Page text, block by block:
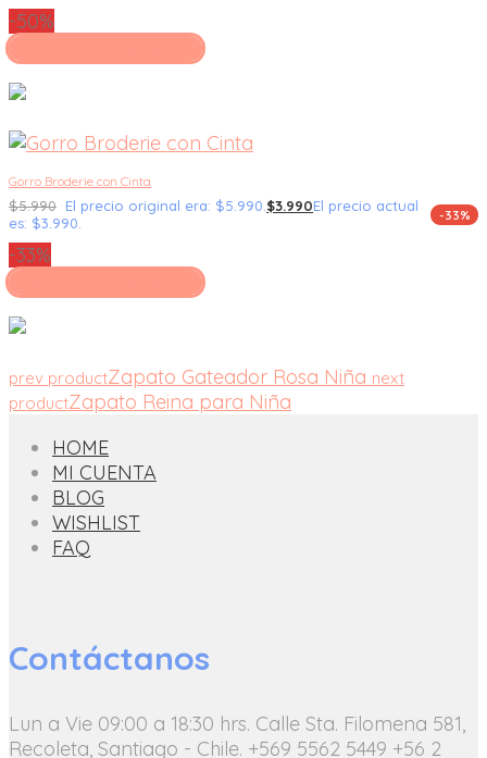
-50%
Seleccionar opciones
Gorro Broderie con Cinta
$5.990 El precio original era: $5.990. $3.990El precio actual
es: $3.990.
-33%
-33%
Seleccionar opciones
prev productZapato Gateador Rosa Niña next
productZapato Reina para Niña
HOME
MI CUENTA
BLOG
WISHLIST
FAQ
Contáctanos
Lun a Vie 09:00 a 18:30 hrs. Calle Sta. Filomena 581,
Recoleta, Santiago - Chile. +569 5562 5449 +56 2